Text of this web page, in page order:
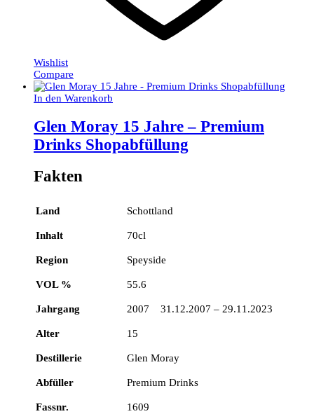
Wishlist
Compare
In den Warenkorb
Glen Moray 15 Jahre – Premium
Drinks Shopabfüllung
Fakten
Land Schottland
Inhalt 70cl
Region Speyside
VOL % 55.6
Jahrgang 2007 31.12.2007 – 29.11.2023
Alter 15
Destillerie Glen Moray
Abfüller Premium Drinks
Fassnr. 1609